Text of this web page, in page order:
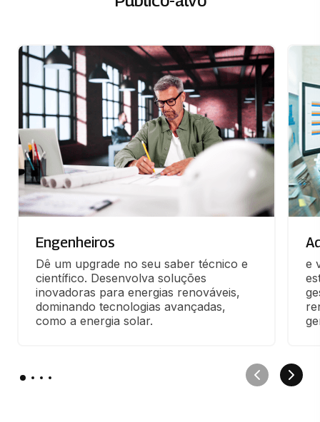
Engenheiros
Dê um upgrade no seu saber técnico e
científico. Desenvolva soluções
inovadoras para energias renováveis,
dominando tecnologias avançadas,
como a energia solar.
e